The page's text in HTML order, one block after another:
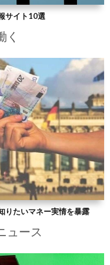
サイト10選
く
りたいマネー実情を暴露
ュース